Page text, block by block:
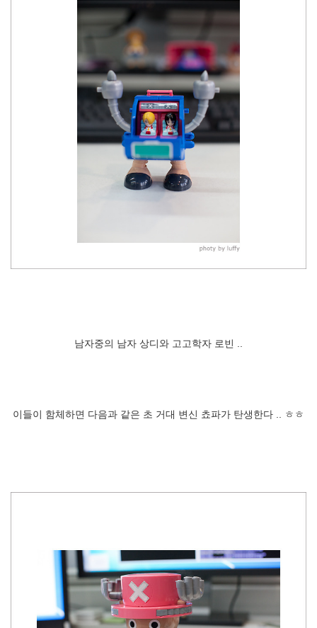
남자중의 남자 상디와 고고학자 로빈 ..
이들이 함체하면 다음과 같은 초 거대 변신 쵸파가 탄생한다 .. ㅎㅎ